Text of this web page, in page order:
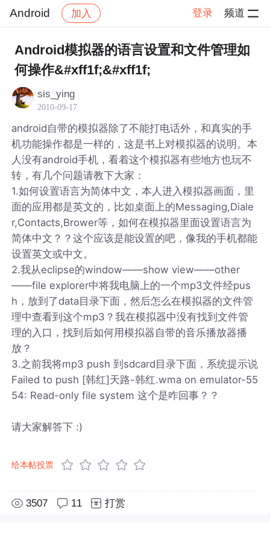
Android 加入 登录 频道
社区 Android 帖子详情
Android模拟器的语言设置和文件管理如
何操作&#xff1f;&#xff1f;
sis_ying
2010-09-17
android自带的模拟器除了不能打电话外，和真实的手
机功能操作都是一样的，这是书上对模拟器的说明。本
人没有android手机，看着这个模拟器有些地方也玩不
转，有几个问题请教下大家：
1.如何设置语言为简体中文，本人进入模拟器画面，里
面的应用都是英文的，比如桌面上的Messaging,Diale
r,Contacts,Brower等，如何在模拟器里面设置语言为
简体中文？？这个应该是能设置的吧，像我的手机都能
设置英文或中文。
2.我从eclipse的window——show view——other
——file explorer中将我电脑上的一个mp3文件经pus
h，放到了data目录下面，然后怎么在模拟器的文件管
理中查看到这个mp3？我在模拟器中没有找到文件管
理的入口，找到后如何用模拟器自带的音乐播放器播
放？
3.之前我将mp3 push 到sdcard目录下面，系统提示说
Failed to push [韩红]天路-韩红.wma on emulator-55
54: Read-only file system 这个是咋回事？？
请大家解答下 :)
给本帖投票
3507 11 打赏